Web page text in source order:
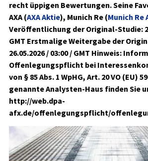
recht üppigen Bewertungen. Seine
AXA (AXA Aktie), Munich Re (Munich Re
Veröffentlichung der Original-Studie:
GMT Erstmalige Weitergabe der
26.05.2026 / 03:00 / GMT Hinweis:
Offenlegungspflicht bei
von § 85 Abs. 1 WpHG, Art. 20 VO (EU)
genannte Analysten-Haus finden Sie
http://web.dpa-
afx.de/offenlegungspflicht/